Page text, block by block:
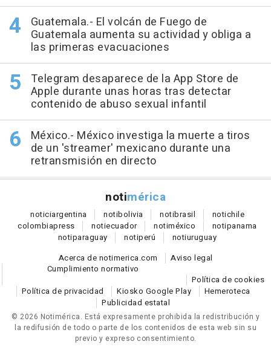
Guatemala.- El volcán de Fuego de
Guatemala aumenta su actividad y obliga a
las primeras evacuaciones
Telegram desaparece de la App Store de
Apple durante unas horas tras detectar
contenido de abuso sexual infantil
México.- México investiga la muerte a tiros
de un 'streamer' mexicano durante una
retransmisión en directo
notimérica
noticiargentina notibolivia notibrasil notichile
colombiapress notiecuador notiméxico notipanama
notiparaguay notiperú notiuruguay
Acerca de notimerica.com
Aviso legal
Cumplimiento normativo
Política de cookies
Política de privacidad
Kiosko Google Play
Hemeroteca
Publicidad estatal
© 2026 Notimérica. Está expresamente prohibida la redistribución y
la redifusión de todo o parte de los contenidos de esta web sin su
previo y expreso consentimiento.